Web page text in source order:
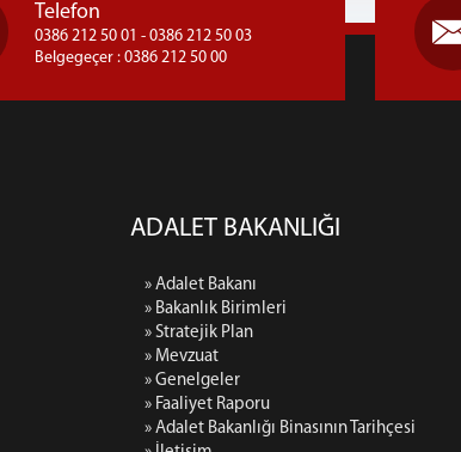
Telefon
0386 212 50 01 - 0386 212 50 03
Belgegeçer : 0386 212 50 00
ADALET BAKANLIĞI
» Adalet Bakanı
» Bakanlık Birimleri
» Stratejik Plan
» Mevzuat
» Genelgeler
» Faaliyet Raporu
» Adalet Bakanlığı Binasının Tarihçesi